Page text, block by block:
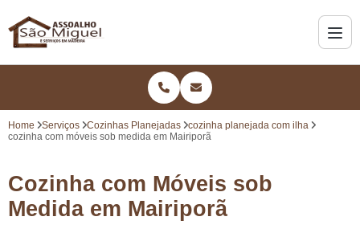
Home Serviços Cozinhas Planejadas
cozinha planejada com ilha
cozinha com móveis sob medida em Mairiporã
Cozinha com Móveis sob
Medida em Mairiporã